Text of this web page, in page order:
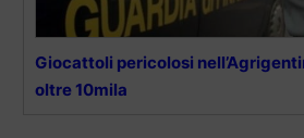
Giocattoli pericolosi
oltre 10mila